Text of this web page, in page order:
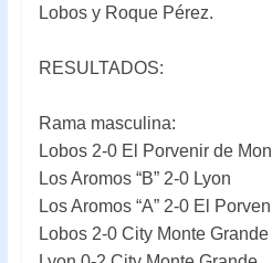
Lobos y Roque Pérez.
RESULTADOS:
Rama masculina:
Lobos 2-0 El Porvenir de
Los Aromos “B” 2-0 Lyon
Los Aromos “A” 2-0 El
Lobos 2-0 City Monte Grande